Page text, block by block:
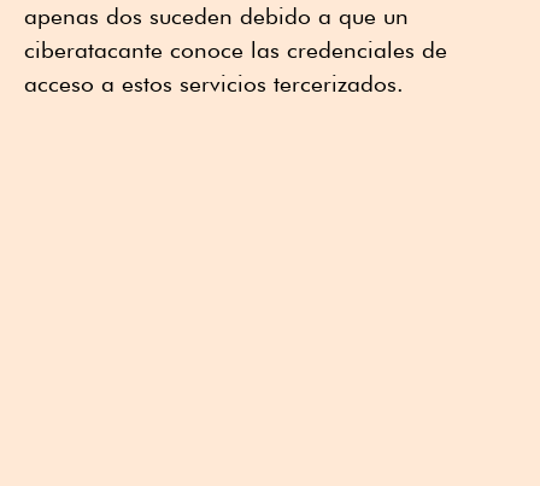
apenas dos suceden debido a que un
ciberatacante conoce las credenciales de
acceso a estos servicios tercerizados.